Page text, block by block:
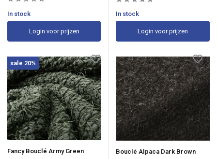
In stock
Login voor prijzen
In stock
Login voor prijzen
sale 20%
Fancy Bouclé Army Green Bouclé Alpaca Dark Brown